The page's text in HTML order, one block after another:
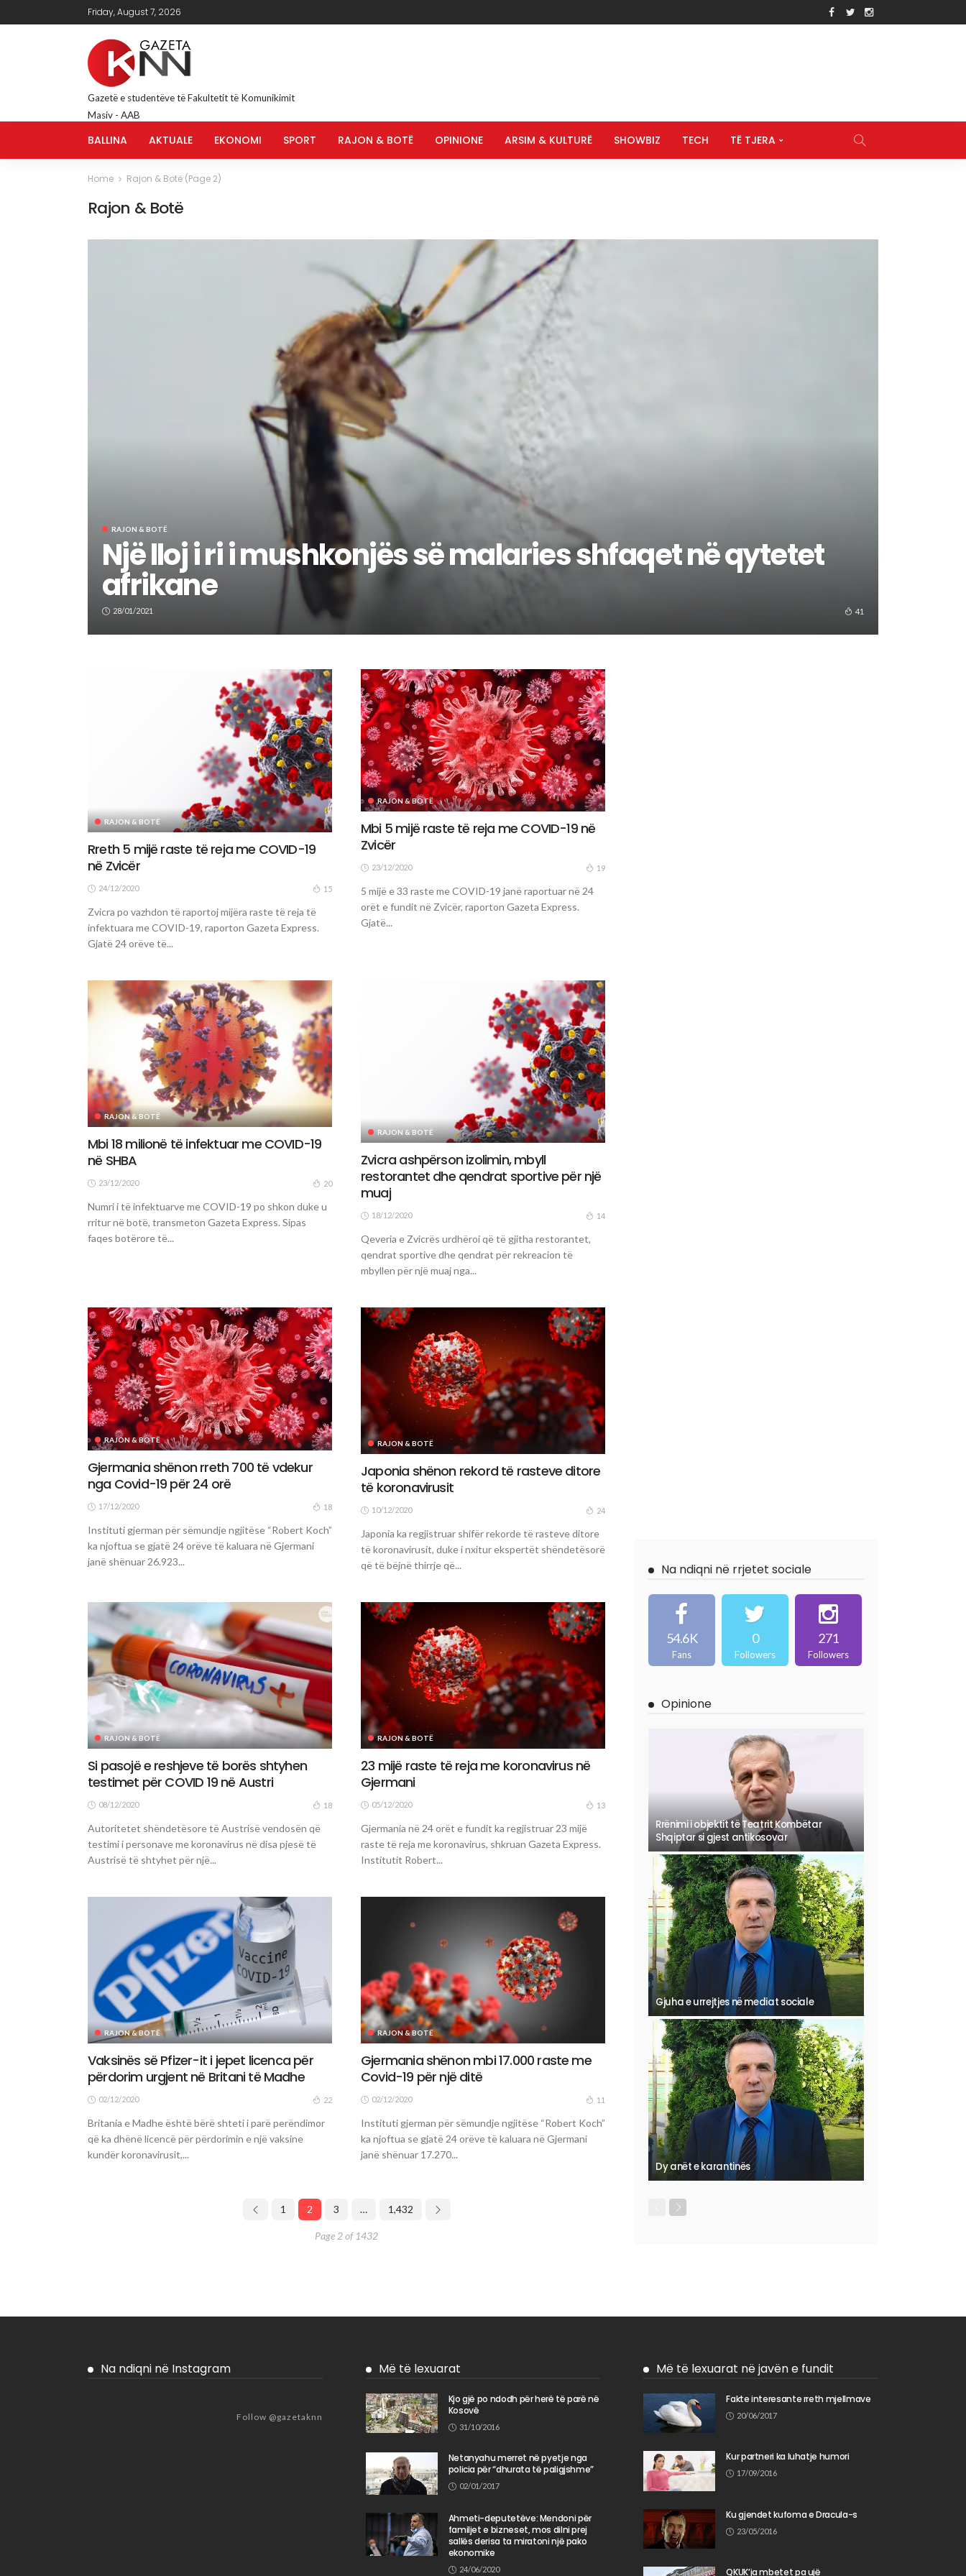
Friday, August 7, 2026
Gazetë e studentëve të Fakultetit të Komunikimit
Masiv - AAB
BALLINA AKTUALE EKONOMI SPORT RAJON & BOTË OPINIONE ARSIM & KULTURË SHOWBIZ TECH TË TJERA
Home Rajon & Botë (Page 2)
Rajon & Botë
RAJON & BOTË
Një lloj i ri i mushkonjës së malaries shfaqet në qytetet
afrikane
28/01/2021 41
RAJON & BOTË
Rreth 5 mijë raste të reja me COVID-19
në Zvicër
24/12/2020 15
Zvicra po vazhdon të raportoj mijëra raste të reja të
infektuara me COVID-19, raporton Gazeta Express.
Gjatë 24 orëve të...
RAJON & BOTË
Mbi 5 mijë raste të reja me COVID-19 në
Zvicër
23/12/2020 19
5 mijë e 33 raste me COVID-19 janë raportuar në 24
orët e fundit në Zvicër, raporton Gazeta Express.
Gjatë...
RAJON & BOTË
Mbi 18 milionë të infektuar me COVID-19
në SHBA
23/12/2020 20
Numri i të infektuarve me COVID-19 po shkon duke u
rritur në botë, transmeton Gazeta Express. Sipas
faqes botërore të...
RAJON & BOTË
Zvicra ashpërson izolimin, mbyll
restorantet dhe qendrat sportive për një
muaj
18/12/2020 14
Qeveria e Zvicrës urdhëroi që të gjitha restorantet,
qendrat sportive dhe qendrat për rekreacion të
mbyllen për një muaj nga...
RAJON & BOTË
Gjermania shënon rreth 700 të vdekur
nga Covid-19 për 24 orë
17/12/2020 18
Instituti gjerman për sëmundje ngjitëse “Robert Koch”
ka njoftua se gjatë 24 orëve të kaluara në Gjermani
janë shënuar 26.923...
RAJON & BOTË
Japonia shënon rekord të rasteve ditore
të koronavirusit
10/12/2020 24
Japonia ka regjistruar shifër rekorde të rasteve ditore
të koronavirusit, duke i nxitur ekspertët shëndetësorë
që të bëjnë thirrje që...
RAJON & BOTË
Si pasojë e reshjeve të borës shtyhen
testimet për COVID 19 në Austri
08/12/2020 18
Autoritetet shëndetësore të Austrisë vendosën që
testimi i personave me koronavirus në disa pjesë të
Austrisë të shtyhet për një...
RAJON & BOTË
23 mijë raste të reja me koronavirus në
Gjermani
05/12/2020 13
Gjermania në 24 orët e fundit ka regjistruar 23 mijë
raste të reja me koronavirus, shkruan Gazeta Express.
Institutit Robert...
RAJON & BOTË
Vaksinës së Pfizer-it i jepet licenca për
përdorim urgjent në Britani të Madhe
02/12/2020 22
Britania e Madhe është bërë shteti i parë perëndimor
që ka dhënë licencë për përdorimin e një vaksine
kundër koronavirusit,...
RAJON & BOTË
Gjermania shënon mbi 17.000 raste me
Covid-19 për një ditë
02/12/2020 11
Instituti gjerman për sëmundje ngjitëse “Robert Koch”
ka njoftua se gjatë 24 orëve të kaluara në Gjermani
janë shënuar 17.270...
1 2 3 … 1,432
Page 2 of 1432
Na ndiqni në rrjetet sociale
54.6K
Fans
0
Followers
271
Followers
Opinione
Rrënimi i objektit të Teatrit Kombëtar
Shqiptar si gjest antikosovar
Gjuha e urrejtjes në mediat sociale
Dy anët e karantinës
Na ndiqni në Instagram
Follow @gazetaknn
Më të lexuarat
Kjo gjë po ndodh për herë të parë në
Kosovë
31/10/2016
Netanyahu merret në pyetje nga
policia për “dhurata të paligjshme”
02/01/2017
Ahmeti-deputetëve: Mendoni për
familjet e bizneset, mos dilni prej
sallës derisa ta miratoni një pako
ekonomike
24/06/2020
Më të lexuarat në javën e fundit
Fakte interesante rreth mjellmave
20/06/2017
Kur partneri ka luhatje humori
17/09/2016
Ku gjendet kufoma e Dracula-s
23/05/2016
QKUK’ja mbetet pa ujë